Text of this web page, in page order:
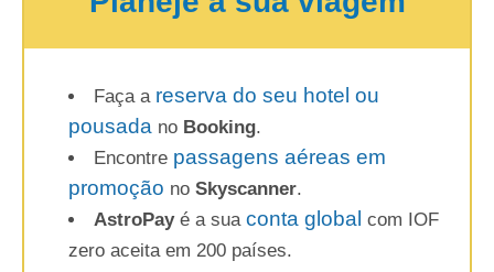
Faça a reserva do seu hotel ou
pousada no Booking.
Encontre passagens aéreas em
promoção no Skyscanner.
AstroPayé a sua conta global com IOF
zero aceita em 200 países.